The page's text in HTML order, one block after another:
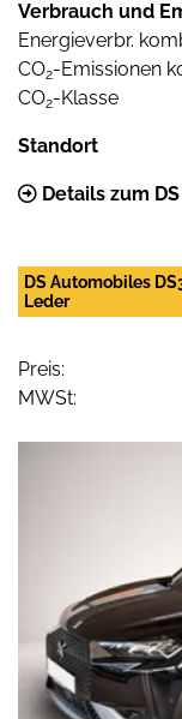
Verbrauch und
Energieverbr.
CO2-Emissionen
CO2-Klasse
Standort
Details zum
DS Automobiles
Leder
Preis:
MWSt: